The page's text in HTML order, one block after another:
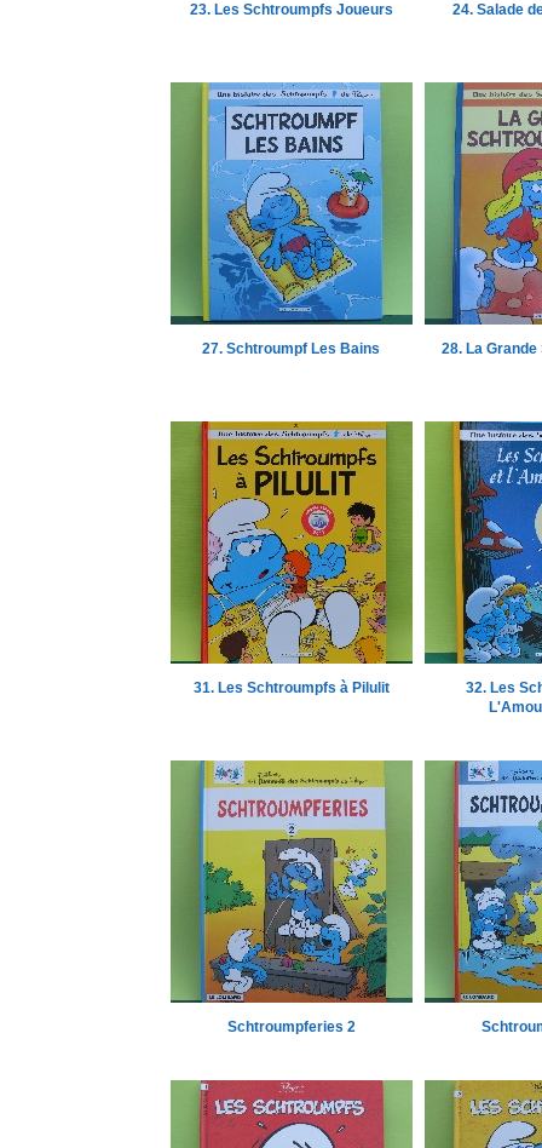
23. Les Schtroumpfs Joueurs 24. Salade
27. Schtroumpf Les Bains 28. La
31. Les Schtroumpfs à Pilulit
32. Les
Schtroumpferies 2